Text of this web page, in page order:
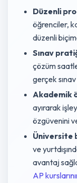
Düzenli
öğrenciler,
düzenli
Sınav
çözüm
gerçek
Akademik
ayırarak
özgüvenini
Üniversite
ve
avantaj
AP